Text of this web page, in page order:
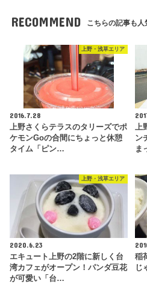
RECOMMEND こちらの記事も人
上野・浅草エリア
2016.7.28
上野さくらテラスのタリーズでポ
ケモンGoの合間にちょっと休憩
タイム「ピン…
上
ン
ま
上野・浅草エリア
2020.6.23
エキュート上野の2階に新しく台
湾カフェがオープン！パンダ豆花
が可愛い「台…
稲
じ